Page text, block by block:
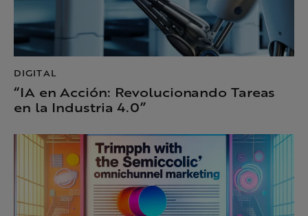
DIGITAL
“IA en Acción: Revolucionando Tareas
en la Industria 4.0”